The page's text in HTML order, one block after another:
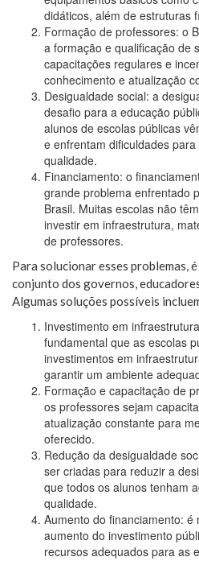
didáticos, além de estruturas
Formação de professores: o
a formação e qualificação de
capacitações regulares e
conhecimento e atualização
Desigualdade social: a
desafio para a educação
alunos de escolas públicas
e enfrentam dificuldades
qualidade.
Financiamento: o
grande problema enfrentado
Brasil. Muitas escolas não
investir em infraestrutura,
de professores.
Para solucionar esses problemas,
conjunto dos governos,
Algumas soluções possíveis
Investimento em
fundamental que as escolas
investimentos em
garantir um ambiente
Formação e capacitação de
os professores sejam
atualização constante para
oferecido.
Redução da desigualdade
ser criadas para reduzir a
que todos os alunos tenham
qualidade.
Aumento do financiamento: é
aumento do investimento
recursos adequados para as